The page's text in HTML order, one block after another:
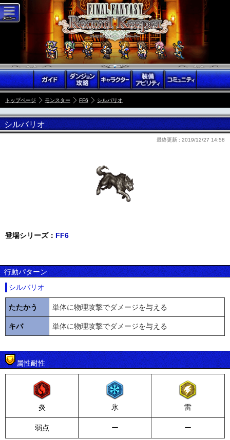
トップページ モンスター FF6 シルバリオ
シルバリオ
最終更新 : 2019/12/27 14:58
登場シリーズ： FF6
行動パターン
シルバリオ
たたかう 単体に物理攻撃でダメージを与える
キバ 単体に物理攻撃でダメージを与える
属性耐性
炎 氷 雷
弱点 ー ー